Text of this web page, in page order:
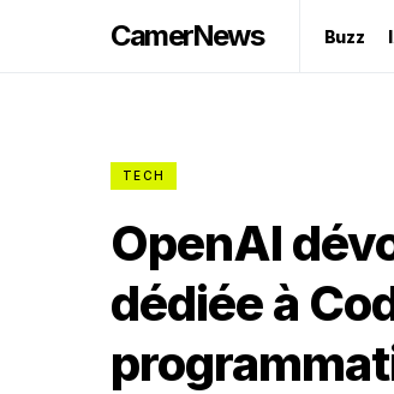
CamerNews Buzz
TECH
OpenAI
dédiée à